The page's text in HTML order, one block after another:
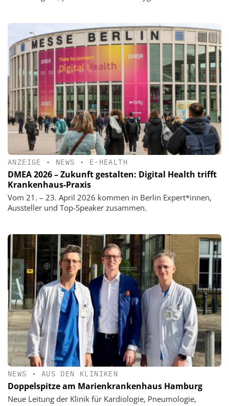
ANZEIGE • NEWS • E-HEALTH
DMEA 2026 – Zukunft gestalten: Digital Health trifft
Krankenhaus-Praxis
Vom 21. – 23. April 2026 kommen in Berlin Expert*innen,
Aussteller und Top-Speaker zusammen.
NEWS • AUS DEN KLINIKEN
Doppelspitze am Marienkrankenhaus Hamburg
Neue Leitung der Klinik für Kardiologie, Pneumologie,